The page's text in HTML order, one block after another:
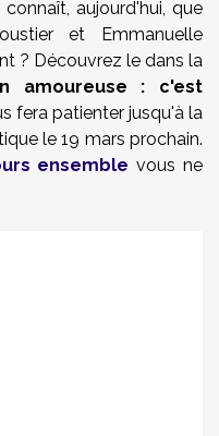
aujourd'hui, que
et Emmanuelle
? Découvrez le dans la
amoureuse : c'est
fera patienter jusqu'à la
le 19 mars prochain.
ensemble vous ne